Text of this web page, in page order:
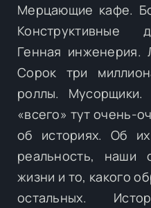
Мерцающие кафе.
Конструктивные
Генная инженерия.
Сорок три
роллы.
«всего» тут очень-
об историях. Об
реальность, наши
жизни и то, какого
остальных.